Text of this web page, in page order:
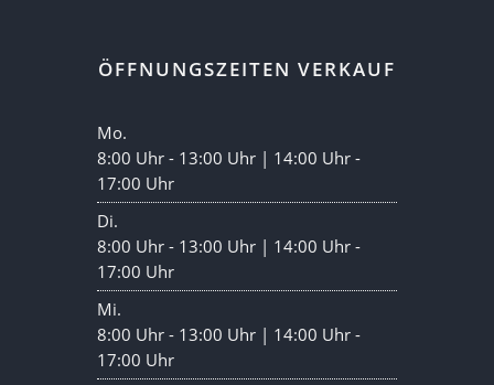
ÖFFNUNGSZEITEN VERKAUF
Mo.
8:00 Uhr - 13:00 Uhr | 14:00 Uhr -
17:00 Uhr
Di.
8:00 Uhr - 13:00 Uhr | 14:00 Uhr -
17:00 Uhr
Mi.
8:00 Uhr - 13:00 Uhr | 14:00 Uhr -
17:00 Uhr